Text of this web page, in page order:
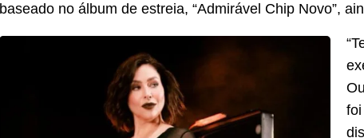
baseado no álbum de estreia, “Admirável Chip Novo”,